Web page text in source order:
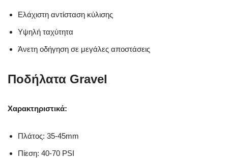
Ελάχιστη αντίσταση κύλισης
Υψηλή ταχύτητα
Άνετη οδήγηση σε μεγάλες αποστάσεις
Ποδήλατα Gravel
Χαρακτηριστικά:
Πλάτος: 35-45mm
Πίεση: 40-70 PSI